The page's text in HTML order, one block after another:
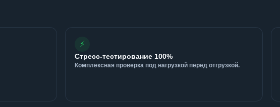
⚡
Стресс-тестирование 100%
Комплексная проверка под нагрузкой перед отгрузкой.